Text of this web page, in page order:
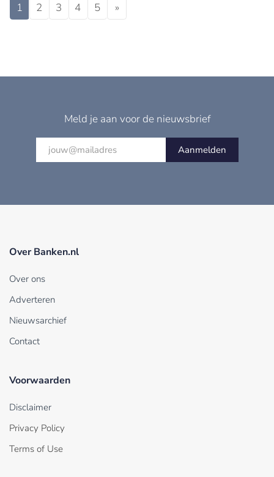
1 2 3 4 5 »
Meld je aan voor de nieuwsbrief
Aanmelden
Over Banken.nl
Over ons
Adverteren
Nieuwsarchief
Contact
Voorwaarden
Disclaimer
Privacy Policy
Terms of Use